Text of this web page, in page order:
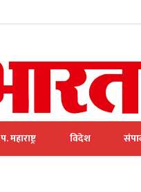
प. महाराष्ट्र विदेश